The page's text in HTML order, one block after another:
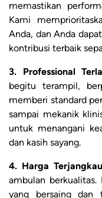
memastikan
Kami
Anda, dan Anda
kontribusi terbaik
3. Professional
begitu terampil,
memberi standard
sampai mekanik
untuk menangani
dan kasih sayang.
4. Harga
ambulan
yang bersaing dan